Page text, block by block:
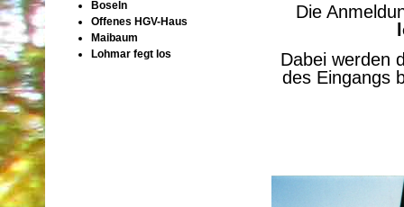
Boseln
Offenes HGV-Haus
Maibaum
Lohmar fegt los
Die
Dabei werden
des Eingangs